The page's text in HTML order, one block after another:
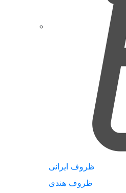
ظروف ایرانی
ظروف هندی